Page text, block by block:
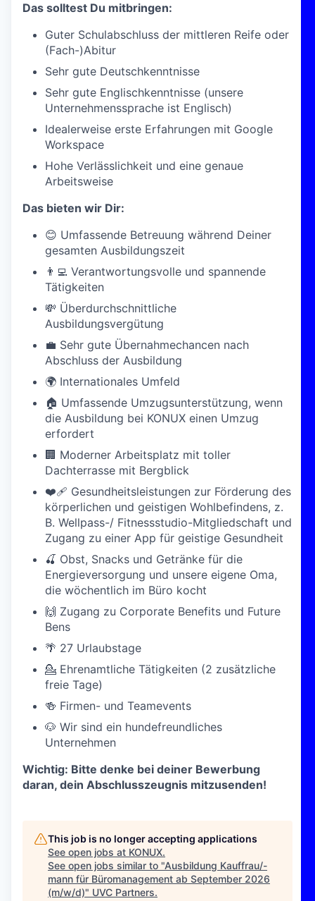
Das solltest Du mitbringen:
Guter Schulabschluss der mittleren Reife oder
(Fach-)Abitur
Sehr gute Deutschkenntnisse
Sehr gute Englischkenntnisse (unsere
Unternehmenssprache ist Englisch)
Idealerweise erste Erfahrungen mit Google
Workspace
Hohe Verlässlichkeit und eine genaue
Arbeitsweise
Das bieten wir Dir:
😊 Umfassende Betreuung während Deiner
gesamten Ausbildungszeit
👨‍💻 Verantwortungsvolle und spannende
Tätigkeiten
💸 Überdurchschnittliche
Ausbildungsvergütung
💼 Sehr gute Übernahmechancen nach
Abschluss der Ausbildung
🌍 Internationales Umfeld
🏠 Umfassende Umzugsunterstützung, wenn
die Ausbildung bei KONUX einen Umzug
erfordert
🏢 Moderner Arbeitsplatz mit toller
Dachterrasse mit Bergblick
❤️‍🩹 Gesundheitsleistungen zur Förderung des
körperlichen und geistigen Wohlbefindens, z.
B. Wellpass-/ Fitnessstudio-Mitgliedschaft und
Zugang zu einer App für geistige Gesundheit
🍒 Obst, Snacks und Getränke für die
Energieversorgung und unsere eigene Oma,
die wöchentlich im Büro kocht
🙌 Zugang zu Corporate Benefits und Future
Bens
🌴 27 Urlaubstage
💁 Ehrenamtliche Tätigkeiten (2 zusätzliche
freie Tage)
🍻 Firmen- und Teamevents
🐶 Wir sind ein hundefreundliches
Unternehmen
Wichtig: Bitte denke bei deiner Bewerbung
daran, dein Abschlusszeugnis mitzusenden!
This job is no longer accepting applications
See open jobs at KONUX.
See open jobs similar to "Ausbildung Kauffrau/-
mann für Büromanagement ab September 2026
(m/w/d)" UVC Partners.